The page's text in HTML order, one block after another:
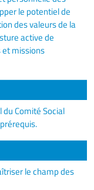
le potentiel de
des valeurs de la
active de
et missions
Comité Social
le champ des